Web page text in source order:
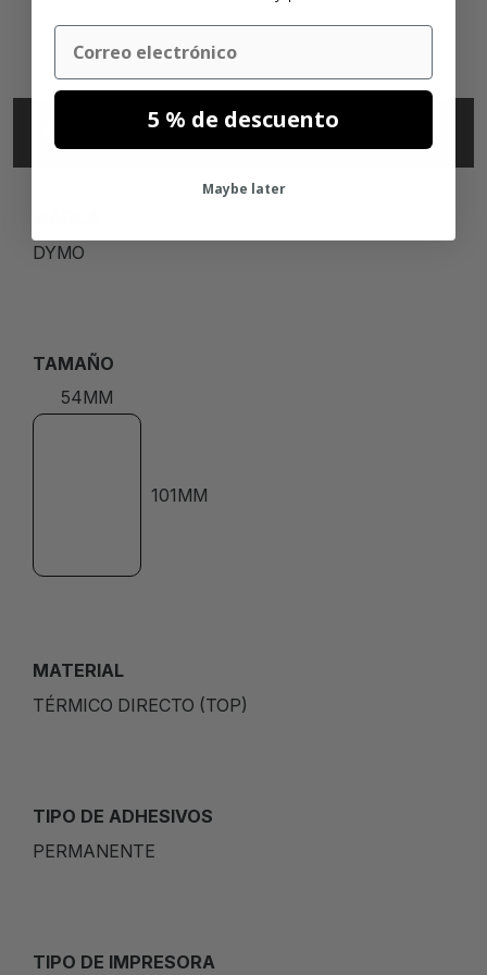
ESPECIFICACIONES
DYMO
TAMAÑO
54MM
101MM
MATERIAL
TÉRMICO DIRECTO (TOP)
TIPO DE ADHESIVOS
PERMANENTE
TIPO DE IMPRESORA
Email
5 % de descuento
Maybe later